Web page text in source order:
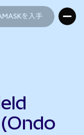
を入手